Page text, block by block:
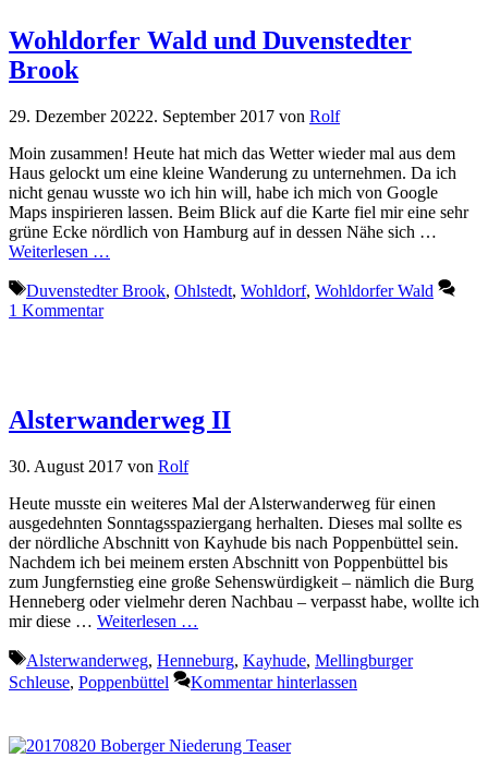
Wohldorfer Wald und Duvenstedter
Brook
29. Dezember 20222. September 2017 von Rolf
Moin zusammen! Heute hat mich das Wetter wieder mal aus dem
Haus gelockt um eine kleine Wanderung zu unternehmen. Da ich
nicht genau wusste wo ich hin will, habe ich mich von Google
Maps inspirieren lassen. Beim Blick auf die Karte fiel mir eine sehr
grüne Ecke nördlich von Hamburg auf in dessen Nähe sich …
Weiterlesen …
Schlagwörter
Duvenstedter Brook, Ohlstedt, Wohldorf, Wohldorfer Wald
1 Kommentar
Alsterwanderweg II
30. August 2017 von Rolf
Heute musste ein weiteres Mal der Alsterwanderweg für einen
ausgedehnten Sonntagsspaziergang herhalten. Dieses mal sollte es
der nördliche Abschnitt von Kayhude bis nach Poppenbüttel sein.
Nachdem ich bei meinem ersten Abschnitt von Poppenbüttel bis
zum Jungfernstieg eine große Sehenswürdigkeit – nämlich die Burg
Henneberg oder vielmehr deren Nachbau – verpasst habe, wollte ich
mir diese … Weiterlesen …
Schlagwörter
Alsterwanderweg, Henneburg, Kayhude, Mellingburger
Schleuse, Poppenbüttel Kommentar hinterlassen